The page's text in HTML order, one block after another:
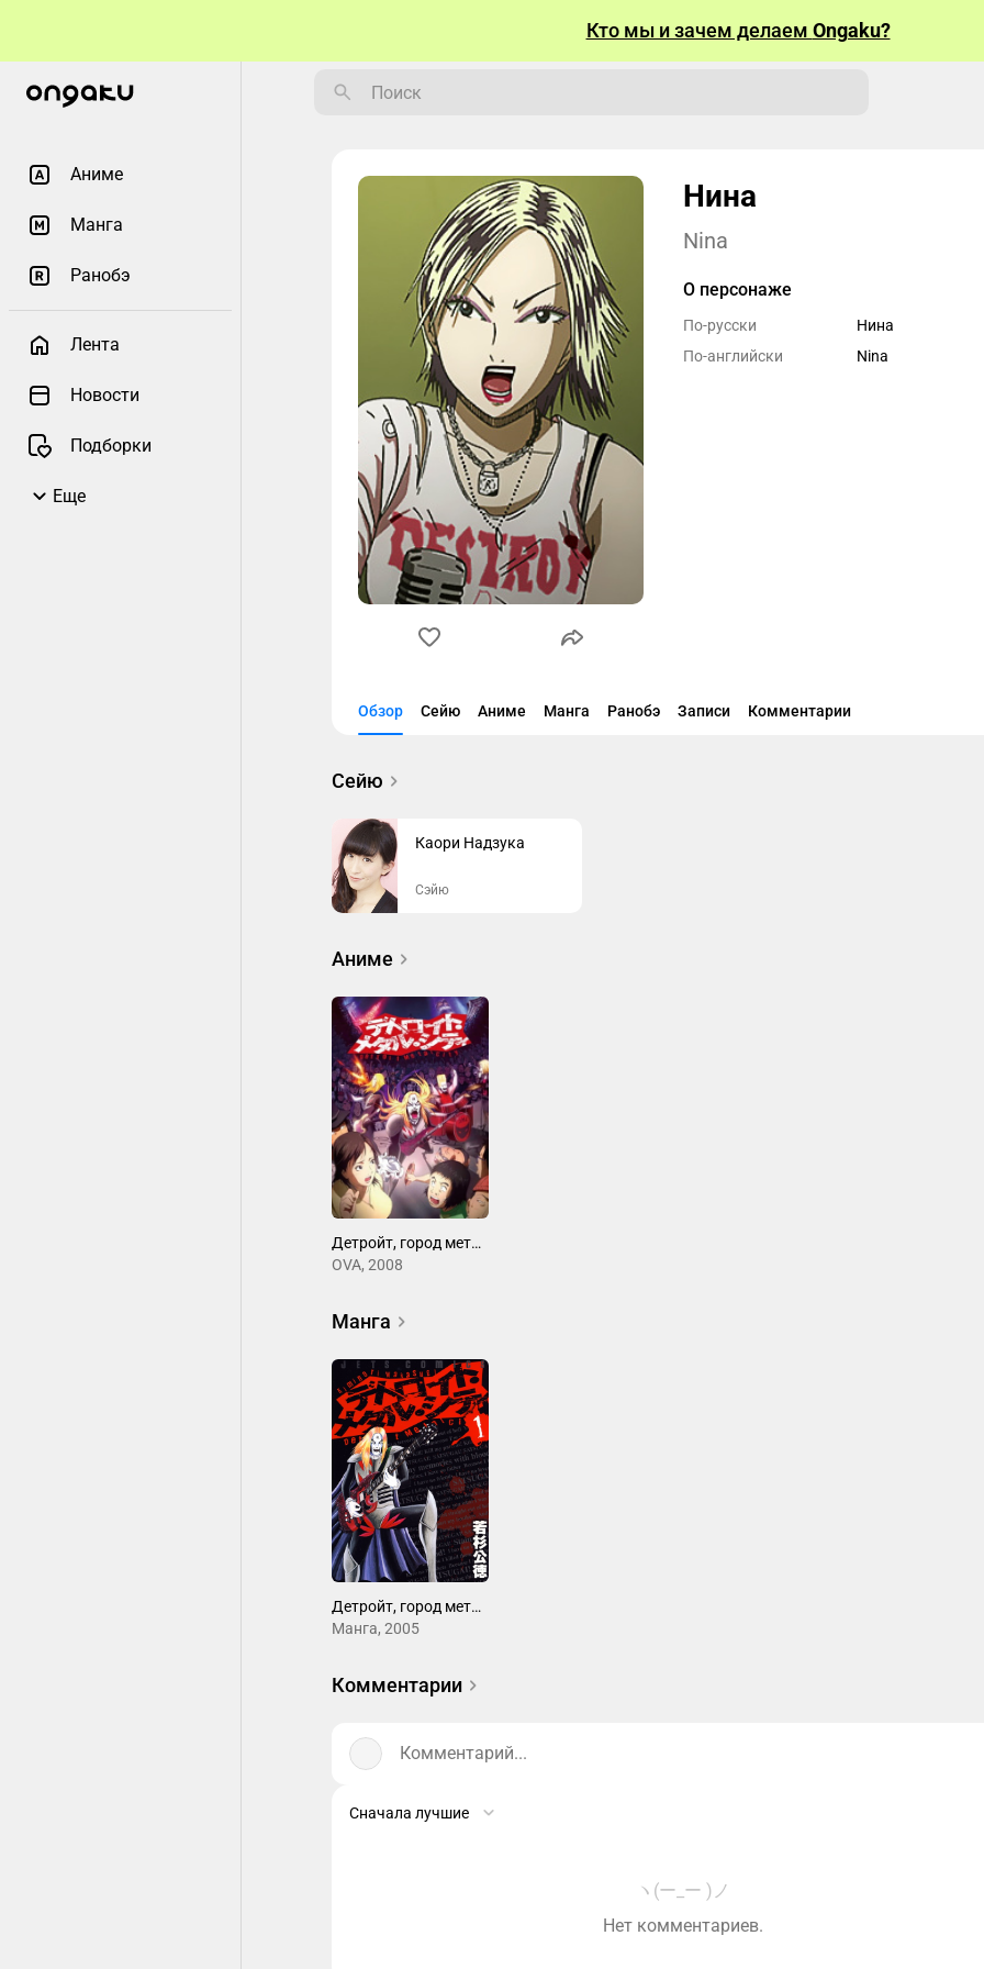
Кто мы и зачем делаем Ongaku?
Аниме
Манга
Ранобэ
Лента
Новости
Подборки
Еще
Нина
Nina
О персонаже
По-русски
Нина
По-английски
Nina
Обзор Сейю Аниме Манга Ранобэ Записи Комментарии
Сейю
Каори Надзука
Сэйю
Аниме
Детройт, город металла
OVA, 2008
Манга
Детройт, город металла
Манга, 2005
Комментарии
Комментарий...
Сначала лучшие
ヽ(ー_ー )ノ
Нет комментариев.